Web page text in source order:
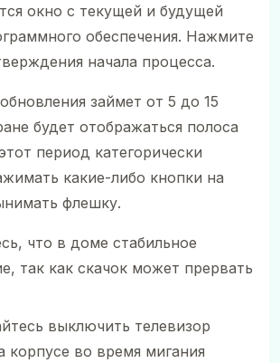
окно с текущей и будущей
обеспечения. Нажмите
начала процесса.
займет от 5 до 15
будет отображаться полоса
период категорически
какие-либо кнопки на
флешку.
что в доме стабильное
так как скачок может прервать
выключить телевизор
корпусе во время мигания